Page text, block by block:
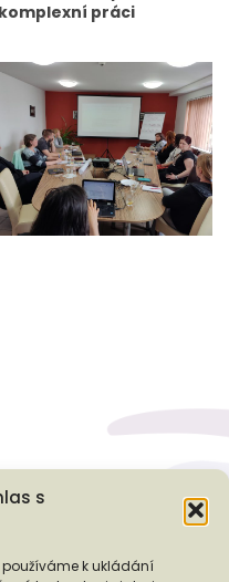
s
používáme k ukládání
práci